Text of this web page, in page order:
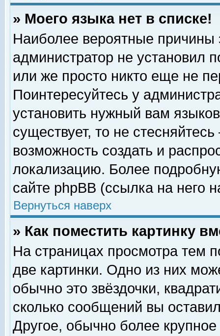
» Моего языка нет в списке!
Наиболее вероятные причины
администратор не установил
или же просто никто еще не
Поинтересуйтесь у
установить нужный вам
существует, то не
возможность создать и
локализацию. Более
сайте phpBB (ссылка на него
Вернуться наверх
» Как поместить картинку
На страницах просмотра тем
две картинки. Одно из них
обычно это звёздочки,
сколько сообщений вы
Другое, обычно более